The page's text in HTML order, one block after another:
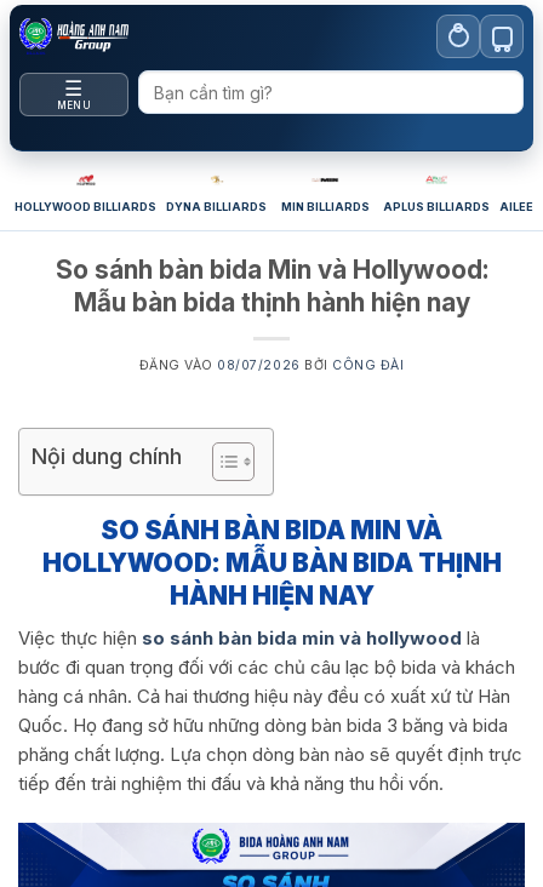
Bỏ
qua
nội
☰
MENU
HOLLYWOOD BILLIARDS DYNA BILLIARDS MIN BILLIARDS APLUS BILLIARDS
So sánh bàn bida Min và Hollywood:
Mẫu bàn bida thịnh hành hiện nay
ĐĂNG VÀO 08/07/2026 BỞI CÔNG ĐÀI
Nội dung chính
SO SÁNH BÀN BIDA MIN VÀ
HOLLYWOOD: MẪU BÀN BIDA THỊNH
HÀNH HIỆN NAY
Việc thực hiện so sánh bàn bida min và hollywood là
bước đi quan trọng đối với các chủ câu lạc bộ bida và khách
hàng cá nhân. Cả hai thương hiệu này đều có xuất xứ từ Hàn
Quốc. Họ đang sở hữu những dòng bàn bida 3 băng và bida
phăng chất lượng. Lựa chọn dòng bàn nào sẽ quyết định trực
tiếp đến trải nghiệm thi đấu và khả năng thu hồi vốn.